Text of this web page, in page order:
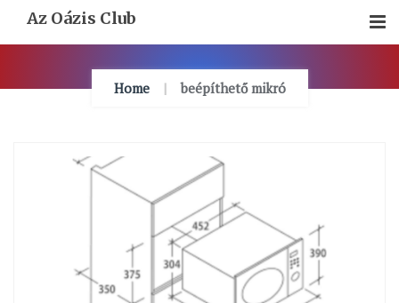
Content
Az Oázis Club
Home beépíthető mikró